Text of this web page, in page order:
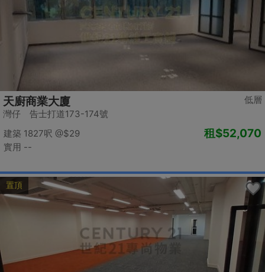
低層
天廚商業大廈
灣仔 告士打道173-174號
建築 1827呎 @$29
實用 --
租$52,070
置頂